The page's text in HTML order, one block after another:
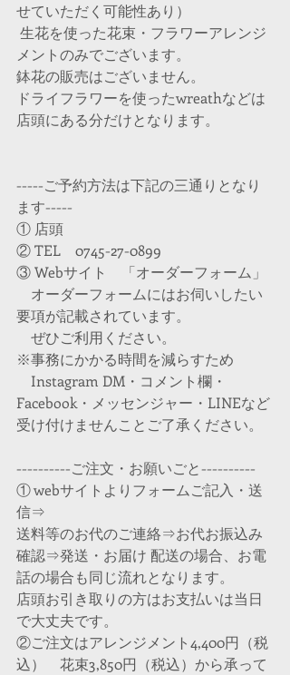
せていただく可能性あり）
メントのみでございます。
鉢花の販売はございません。
ドライフラワーを使ったwreathなどは
店頭にある分だけとなります。
-----ご予約方法は下記の三通りとなり
ます-----
① 店頭
② TEL　0745-27-0899
③ Webサイト　「オーダーフォーム」
オーダーフォームにはお伺いしたい
要項が記載されています。
ぜひご利用ください。
※事務にかかる時間を減らすため
Instagram DM・コメント欄・
Facebook・メッセンジャー・LINEなど
受け付けませんことご了承ください。
----------ご注文・お願いごと----------
① webサイトよりフォームご記入・送
信⇒
送料等のお代のご連絡⇒お代お振込み
確認⇒発送・お届け 配送の場合、お電
話の場合も同じ流れとなります。
店頭お引き取りの方はお支払いは当日
で大丈夫です。
②ご注文はアレンジメント4,400円（税
込）　花束3,850円（税込）から承って